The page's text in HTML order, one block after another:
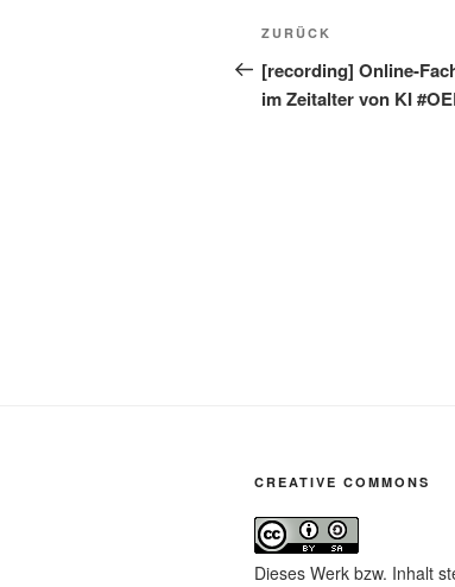
Vorheriger
Beitrag
ZURÜCK
[recording] Online-
im Zeitalter von KI
CREATIVE COMMONS
Dieses Werk bzw. Inhalt